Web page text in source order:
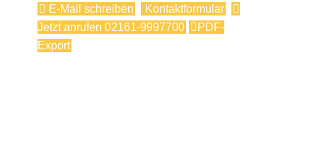
E-Mail schreiben
Kontaktformular
Jetzt anrufen 02161-9997700
PDF-
Export